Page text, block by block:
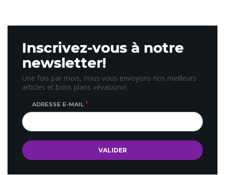
Inscrivez-vous à notre
newsletter!
Une fois par mois, nous vous envoyons nos meilleurs
articles et bons plans «évasion»!
ADRESSE E-MAIL